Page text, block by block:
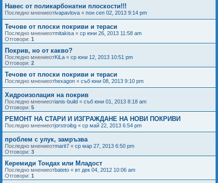
Навес от поликарбонатни плоскости!!!
Последно мнениеотivapavlova « пон сеп 02, 2013 9:14 pm
Течове от плоски покриви и тераси
Последно мнениеотmitakisа « ср юни 26, 2013 11:58 am
Отговори: 1
Покрив, но от какво?
Последно мнениеотKiLa « ср юни 12, 2013 10:51 pm
Отговори: 2
Течове от плоски покриви и тераси
Последно мнениеотhexagon « съб юни 08, 2013 9:10 pm
Хидроизолация на покрив
Последно мнениеотianis-build « съб юни 01, 2013 8:18 am
Отговори: 5
РЕМОНТ НА СТАРИ И ИЗГРАЖДАНЕ НА НОВИ ПОКРИВИ
Последно мнениеотjorstroibg « ср май 22, 2013 6:54 pm
проблем с улук, замръзва
Последно мнениеотmarit7 « ср мар 27, 2013 6:50 pm
Отговори: 3
Керемиди Тондах или Младост
Последно мнениеотbateto « вт дек 04, 2012 10:06 am
Отговори: 1